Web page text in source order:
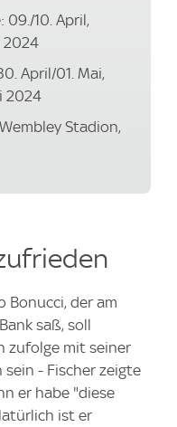
10. April,
2024
April/01. Mai,
2024
Stadion,
Bonucci, der am
saß, soll
zufolge mit seiner
- Fischer zeigte
er habe "diese
ist er